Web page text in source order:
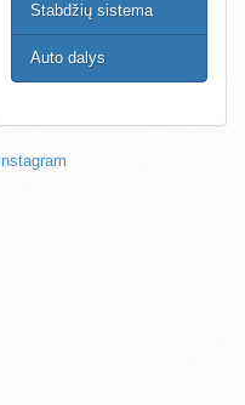
Stabdžių sistema
Auto dalys
Instagram